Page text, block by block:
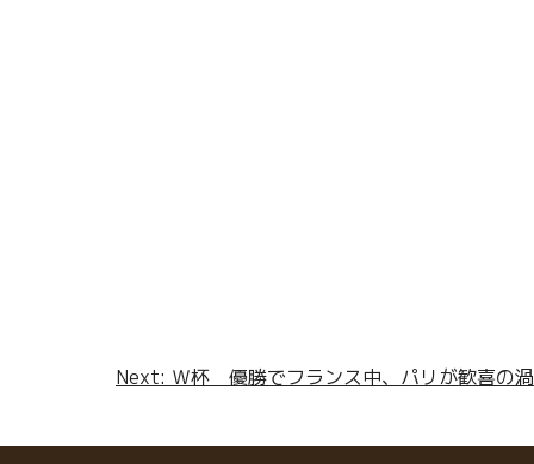
Next: Ｗ杯 優勝でフランス中、パリが歓喜の渦